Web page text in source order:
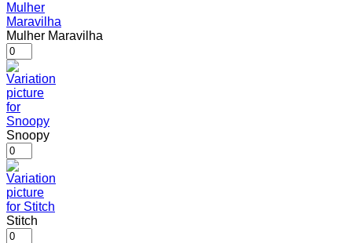
Mulher Maravilha
Snoopy
Stitch